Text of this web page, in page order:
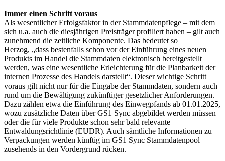
Immer einen Schritt voraus
Als wesentlicher Erfolgsfaktor in der Stammdatenpflege – mit dem
sich u.a. auch die diesjährigen Preisträger profiliert haben – gilt auch
zunehmend die zeitliche Komponente. Das bedeutet so
Herzog, „dass bestenfalls schon vor der Einführung eines neuen
Produkts im Handel die Stammdaten elektronisch bereitgestellt
werden, was eine wesentliche Erleichterung für die Planbarkeit der
internen Prozesse des Handels darstellt“. Dieser wichtige Schritt
voraus gilt nicht nur für die Eingabe der Stammdaten, sondern auch
rund um die Bewältigung zukünftiger gesetzlicher Anforderungen.
Dazu zählen etwa die Einführung des Einwegpfands ab 01.01.2025,
wozu zusätzliche Daten über GS1 Sync abgebildet werden müssen
oder die für viele Produkte schon sehr bald relevante
Entwaldungsrichtlinie (EUDR). Auch sämtliche Informationen zu
Verpackungen werden künftig im GS1 Sync Stammdatenpool
zusehends in den Vordergrund rücken.